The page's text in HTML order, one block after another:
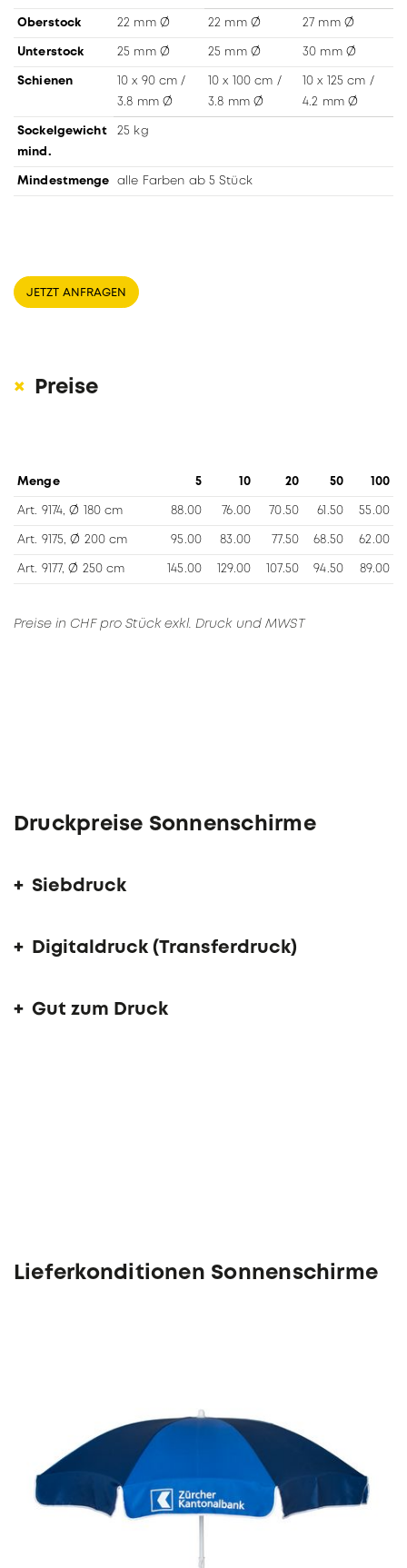
Oberstock 22 mm Ø 22 mm Ø 27 mm Ø
Unterstock 25 mm Ø 25 mm Ø 30 mm Ø
Schienen 10 x 90 cm /
3.8 mm Ø
10 x 100 cm /
3.8 mm Ø
10 x 125 cm /
4.2 mm Ø
Sockelgewicht
mind.
25 kg
Mindestmenge alle Farben ab 5 Stück
JETZT ANFRAGEN
Preise
Menge 5 10 20 50 100
Art. 9174, Ø 180 cm 88.00 76.00 70.50 61.50 55.00
Art. 9175, Ø 200 cm 95.00 83.00 77.50 68.50 62.00
Art. 9177, Ø 250 cm 145.00 129.00 107.50 94.50 89.00
Preise in CHF pro Stück exkl. Druck und MWST
Druckpreise Sonnenschirme
Siebdruck
Digitaldruck (Transferdruck)
Gut zum Druck
Lieferkonditionen Sonnenschirme